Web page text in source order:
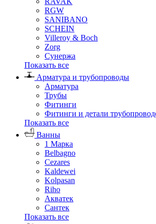
RGW
SANIBANO
SCHEIN
Villeroy & Boch
Zorg
Сунержа
Показать все
Арматура и трубопроводы
Арматура
Трубы
Фитинги
Фитинги и детали
Показать все
Ванны
1 Марка
Belbagno
Cezares
Kaldewei
Kolpasan
Riho
Акватек
Сантек
Показать все